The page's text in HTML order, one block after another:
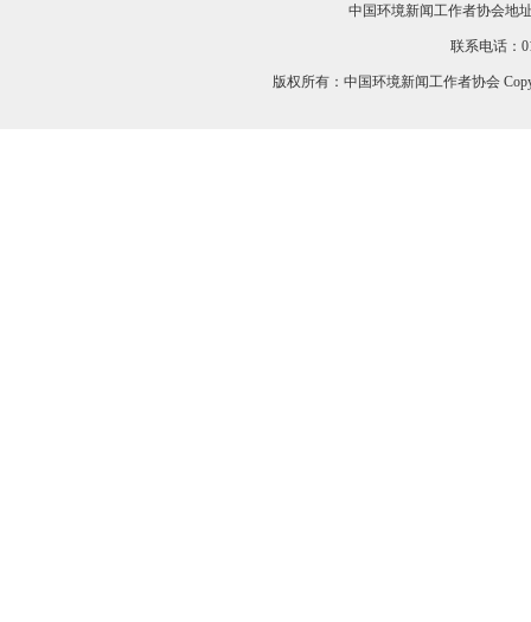
中国环境新闻工作者协会地
联系电话：
版权所有：中国环境新闻工作者协会